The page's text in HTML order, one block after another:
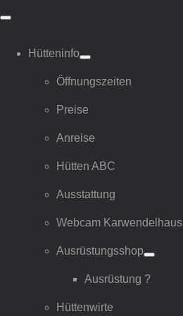
Skip
Toggle
Hütteninfo
Öffnungszeiten
Preise
Anreise
Hütten ABC
Ausstattung
Webcam Karwendelhaus
Ausrüstungsshop
Ausrüstung ?
Hüttenwirte